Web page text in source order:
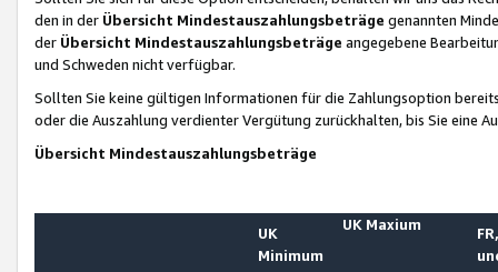
den in der Übersicht Mindestauszahlungsbeträge genannten
der Übersicht Mindestauszahlungsbeträge angegebene
und Schweden nicht verfügbar.
Sollten Sie keine gültigen Informationen für die Zahlungsoption
oder die Auszahlung verdienter Vergütung zurückhalten, bis Sie
Übersicht Mindestauszahlungsbeträge
UK
Minimum
UK Maxium